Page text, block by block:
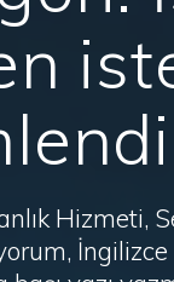
Hizmeti,